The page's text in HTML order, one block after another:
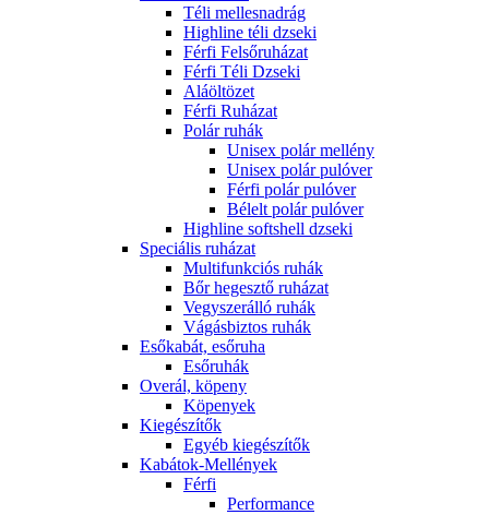
Téli mellesnadrág
Highline téli dzseki
Férfi Felsőruházat
Férfi Téli Dzseki
Aláöltözet
Férfi Ruházat
Polár ruhák
Unisex polár mellény
Unisex polár pulóver
Férfi polár pulóver
Bélelt polár pulóver
Highline softshell dzseki
Speciális ruházat
Multifunkciós ruhák
Bőr hegesztő ruházat
Vegyszerálló ruhák
Vágásbiztos ruhák
Esőkabát, esőruha
Esőruhák
Overál, köpeny
Köpenyek
Kiegészítők
Egyéb kiegészítők
Kabátok-Mellények
Férfi
Performance